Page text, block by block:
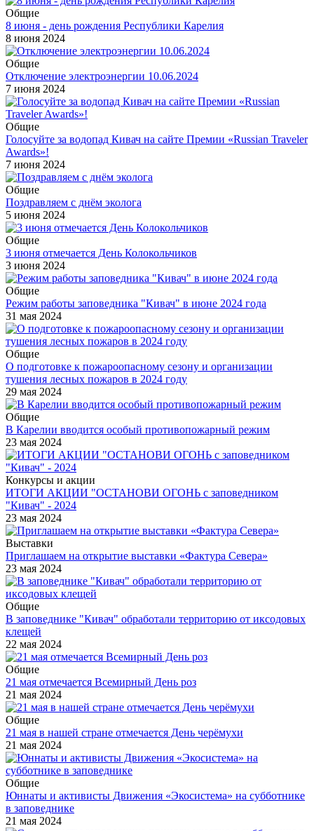
Общие
8 июня - день рождения Республики Карелия
8 июня 2024
Общие
Отключение электроэнергии 10.06.2024
7 июня 2024
Общие
Голосуйте за водопад Кивач на сайте Премии «Russian Traveler
Awards»!
7 июня 2024
Общие
Поздравляем с днём эколога
5 июня 2024
Общие
3 июня отмечается День Колокольчиков
3 июня 2024
Общие
Режим работы заповедника "Кивач" в июне 2024 года
31 мая 2024
Общие
О подготовке к пожароопасному сезону и организации
тушения лесных пожаров в 2024 году
29 мая 2024
Общие
В Карелии вводится особый противопожарный режим
23 мая 2024
Конкурсы и акции
ИТОГИ АКЦИИ "ОСТАНОВИ ОГОНЬ с заповедником
"Кивач" - 2024
23 мая 2024
Выставки
Приглашаем на открытие выставки «Фактура Севера»
23 мая 2024
Общие
В заповеднике "Кивач" обработали территорию от иксодовых
клещей
22 мая 2024
Общие
21 мая отмечается Всемирный День роз
21 мая 2024
Общие
21 мая в нашей стране отмечается День черёмухи
21 мая 2024
Общие
Юннаты и активисты Движения «Экосистема» на субботнике
в заповеднике
21 мая 2024